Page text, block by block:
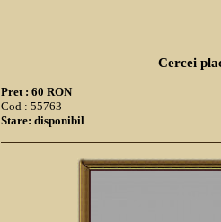
Cercei
Pret : 60 RON
Cod : 55763
Stare: disponibil